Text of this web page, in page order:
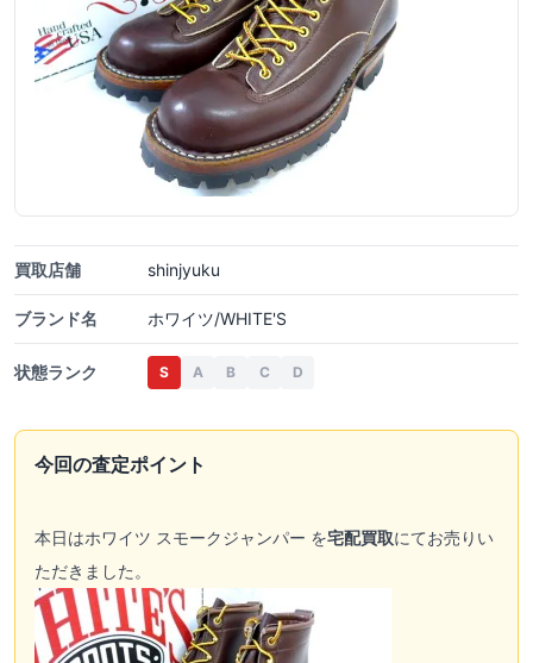
買取店舗 shinjyuku
ブランド名 ホワイツ/WHITE'S
状態ランク S A B C D
今回の査定ポイント
本日はホワイツ スモークジャンパー を宅配買取にてお売りい
ただきました。